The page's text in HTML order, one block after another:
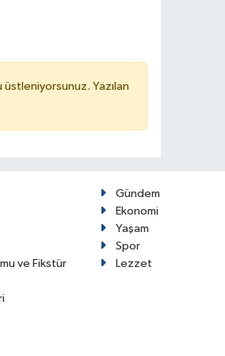
Yazılan
ve Fikstür
Gündem
Ekonomi
Yaşam
Spor
Lezzet